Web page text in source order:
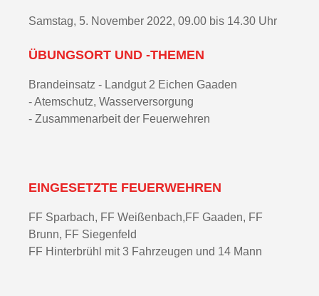
Samstag, 5. November 2022, 09.00 bis 14.30 Uhr
ÜBUNGSORT UND -THEMEN
Brandeinsatz - Landgut 2 Eichen Gaaden
- Atemschutz, Wasserversorgung
- Zusammenarbeit der Feuerwehren
EINGESETZTE FEUERWEHREN
FF Sparbach, FF Weißenbach,FF Gaaden, FF
Brunn, FF Siegenfeld
FF Hinterbrühl mit 3 Fahrzeugen und 14 Mann